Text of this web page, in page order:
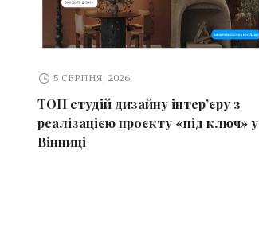
5 СЕРПНЯ, 2026
ТОП студій дизайну інтер’єру з
реалізацією проєкту «під ключ» у
Вінниці